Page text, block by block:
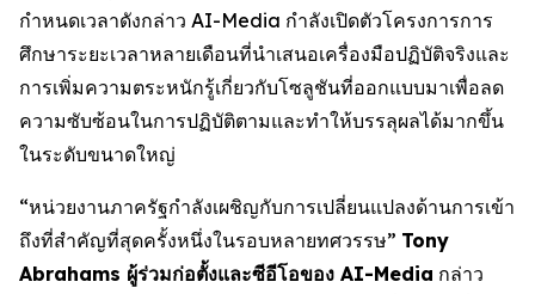
กำหนดเวลาดังกล่าว AI-Media กำลังเปิดตัวโครงการการ
ศึกษาระยะเวลาหลายเดือนที่นำเสนอเครื่องมือปฏิบัติจริงและ
การเพิ่มความตระหนักรู้เกี่ยวกับโซลูชันที่ออกแบบมาเพื่อลด
ความซับซ้อนในการปฏิบัติตามและทำให้บรรลุผลได้มากขึ้น
ในระดับขนาดใหญ่
“หน่วยงานภาครัฐกำลังเผชิญกับการเปลี่ยนแปลงด้านการเข้า
ถึงที่สำคัญที่สุดครั้งหนึ่งในรอบหลายทศวรรษ” Tony
Abrahams ผู้ร่วมก่อตั้งและซีอีโอของ AI-Media กล่าว